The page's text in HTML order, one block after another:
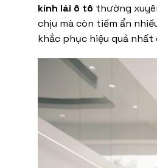
kính lái ô tô thường
chịu mà còn tiềm ẩn
khắc phục hiệu quả